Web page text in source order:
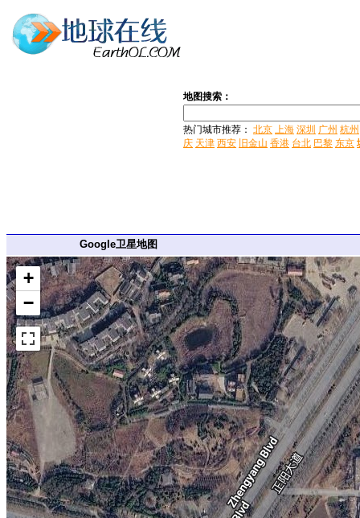
地图搜索：
热门城市推荐： 北京 上海 深圳 广州 杭州
庆 天津 西安 旧金山 香港 台北 巴黎 东京
Google卫星地图
+
−